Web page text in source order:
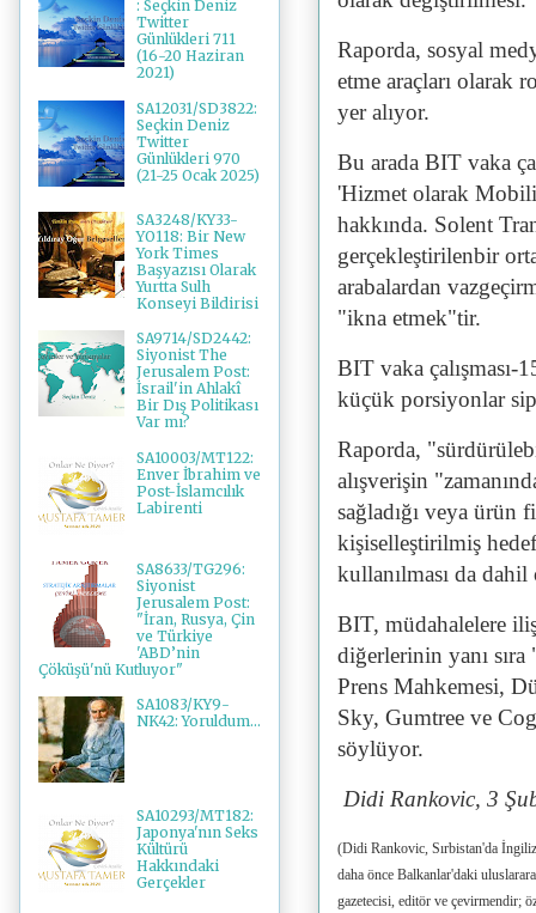
Raporda, sosyal
etme araçları olarak
yer alıyor.
Bu arada BIT vaka
'Hizmet olarak
hakkında. Solent
gerçekleştirilenbir
arabalardan
"ikna etmek"tir.
BIT vaka çalışması-
küçük porsiyonlar
Raporda,
alışverişin
sağladığı veya ürün
kişiselleştirilmiş
kullanılması da
BIT, müdahalelere
diğerlerinin yanı
Prens Mahkemesi,
Sky, Gumtree ve
söylüyor.
Didi Rankovic, 3
(Didi Rankovic, Sırbistan'da
daha önce Balkanlar'daki
gazetecisi, editör ve çevirmendir;
: Seçkin Deniz
Twitter
Günlükleri 711
(16-20 Haziran
2021)
SA12031/SD3822:
Seçkin Deniz
Twitter
Günlükleri 970
(21-25 Ocak 2025)
SA3248/KY33-
YO118: Bir New
York Times
Başyazısı Olarak
Yurtta Sulh
Konseyi Bildirisi
SA9714/SD2442:
Siyonist The
Jerusalem Post:
İsrail'in Ahlakî
Bir Dış Politikası
Var mı?
SA10003/MT122:
Enver İbrahim ve
Post-İslamcılık
Labirenti
SA8633/TG296:
Siyonist
Jerusalem Post:
"İran, Rusya, Çin
ve Türkiye
'ABD’nin
Çöküşü'nü Kutluyor"
SA1083/KY9-
NK42: Yoruldum...
SA10293/MT182:
Japonya'nın Seks
Kültürü
Hakkındaki
Gerçekler